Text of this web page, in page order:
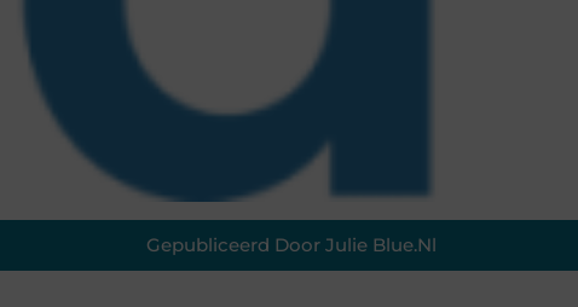
Gepubliceerd Door Julie Blue.nl